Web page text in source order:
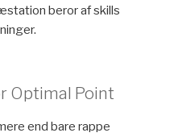
beror af skills
Optimal Point
end bare rappe